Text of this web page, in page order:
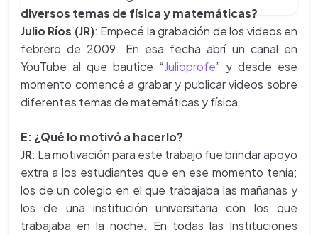
diversos temas de física y matemáticas?
Julio Ríos (JR): Empecé la grabación de los videos en
febrero de 2009. En esa fecha abrí un canal en
YouTube al que bautice “Julioprofe” y desde ese
momento comencé a grabar y publicar videos sobre
diferentes temas de matemáticas y física.
E: ¿Qué lo motivó a hacerlo?
JR: La motivación para este trabajo fue brindar apoyo
extra a los estudiantes que en ese momento tenía;
los de un colegio en el que trabajaba las mañanas y
los de una institución universitaria con los que
trabajaba en la noche. En todas las Instituciones